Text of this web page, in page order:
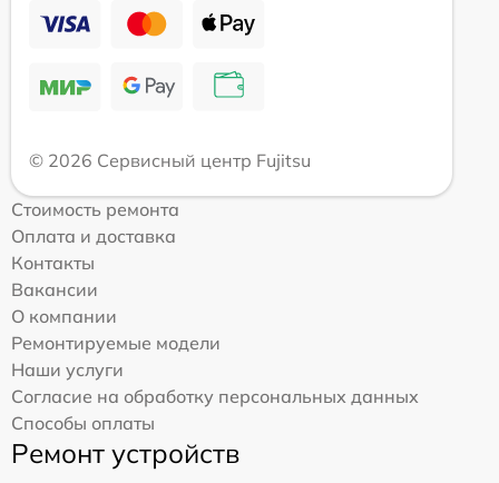
© 2026 Сервисный центр Fujitsu
Стоимость ремонта
Оплата и доставка
Контакты
Вакансии
О компании
Ремонтируемые модели
Наши услуги
Согласие на обработку персональных данных
Способы оплаты
Ремонт устройств